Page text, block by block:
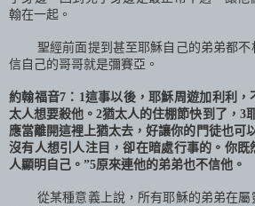
翰在一起。
聖經前面提到甚至耶穌自己的弟弟都
信自己的哥哥就是彌賽亞。
約翰福音7 ： 1這事以後，耶穌周遊加利利
太人想要殺他。2猶太人的住棚節快到了， 3
應當離開這裡上猶太去，好讓你的門徒也可
沒有人想引人注目，卻在暗處行事的。你既
人顯明自己。”5原來連他的弟弟也不信他。
從某種意義上說，所有耶穌的弟弟在屬